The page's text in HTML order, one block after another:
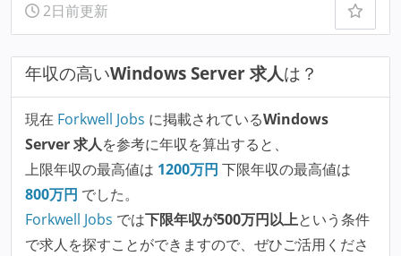
2日前更新
年収の高いWindows Server 求人は？
現在 Forkwell Jobs に掲載されているWindows
Server 求人を参考に年収を算出すると、
上限年収の最高値は 1200万円 下限年収の最高値は
800万円 でした。
Forkwell Jobs では下限年収が500万円以上という条件
で求人を探すことができますので、ぜひご活用くださ